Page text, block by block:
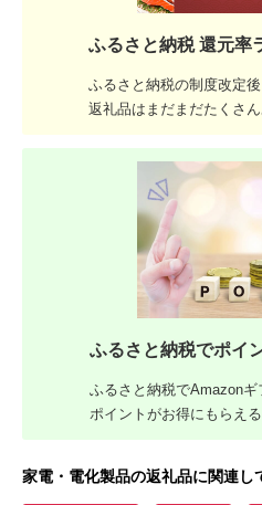
ふるさと納税 還元率
ふるさと納税の制度改定
返礼品はまだまだたくさん
ふるさと納税でポイ
ふるさと納税でAmazon
ポイントがお得にもらえ
家電・電化製品の返礼品に関連し